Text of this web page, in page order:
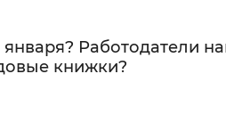
января? Работодатели
книжки?